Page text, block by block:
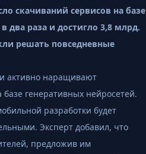
скачиваний сервисов на базе
два раза и достигло 3,8 млрд.
решать повседневные
активно наращивают
генеративных нейросетей.
разработки будет
Эксперт добавил, что
предложив им